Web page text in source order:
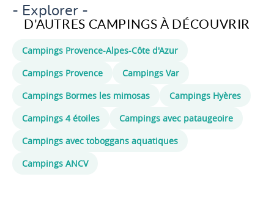
- Explorer -
D'AUTRES CAMPINGS À DÉCOUVRIR
Campings Provence-Alpes-Côte d'Azur
Campings Provence
Campings Var
Campings Bormes les mimosas
Campings Hyères
Campings 4 étoiles
Campings avec pataugeoire
Campings avec toboggans aquatiques
Campings ANCV
découvertes locales. Le séjour reste flexible et
agréable.